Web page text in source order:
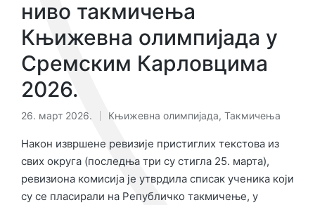
ниво такмичења
Књижевна олимпијада у
Сремским Карловцима
2026.
26. март 2026.
Објављено
у
Књижевна олимпијада, Такмичења
Након извршене ревизије пристиглих текстова из
свих округа (последња три су стигла 25. марта),
ревизиона комисија је утврдила списак ученика који
су се пласирали на Републичко такмичење, у